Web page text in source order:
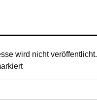
wird nicht veröffentlicht.